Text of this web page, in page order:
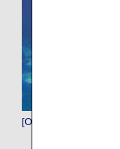
[OKA]那覇